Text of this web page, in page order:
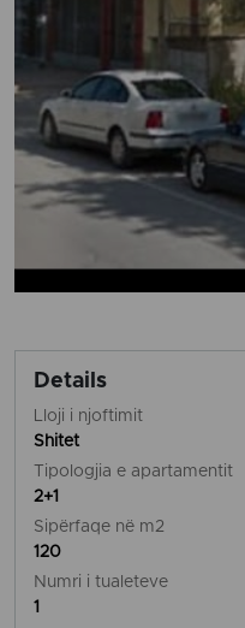
Details
Lloji i njoftimit
Shitet
Tipologjia e apartamentit
2+1
Sipërfaqe në m2
120
Numri i tualeteve
1